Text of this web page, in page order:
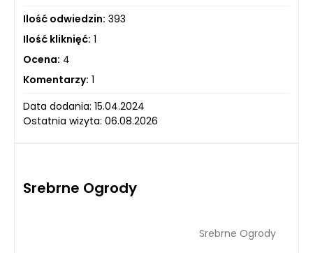
Ilość odwiedzin: 393
Ilość kliknięć: 1
Ocena: 4
Komentarzy: 1
Data dodania: 15.04.2024
Ostatnia wizyta: 06.08.2026
Srebrne Ogrody
Srebrne Ogrody